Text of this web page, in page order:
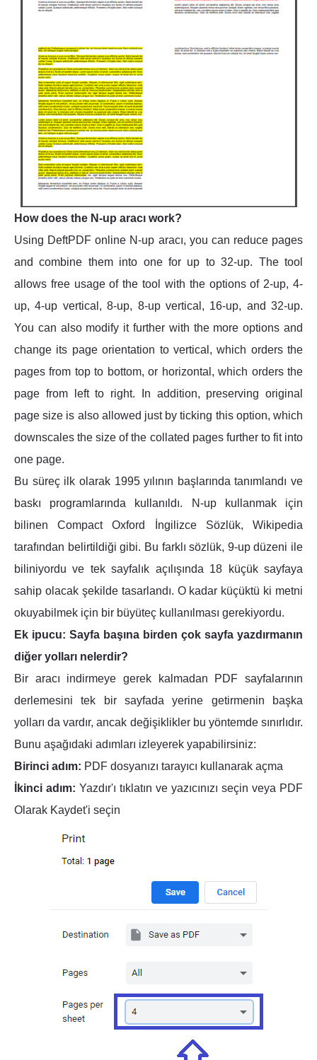
How does the N-up aracı work?
Using DeftPDF online N-up aracı, you can reduce pages
and combine them into one for up to 32-up. The tool
allows free usage of the tool with the options of 2-up, 4-
up, 4-up vertical, 8-up, 8-up vertical, 16-up, and 32-up.
You can also modify it further with the more options and
change its page orientation to vertical, which orders the
pages from top to bottom, or horizontal, which orders the
page from left to right. In addition, preserving original
page size is also allowed just by ticking this option, which
downscales the size of the collated pages further to fit into
one page.
Bu süreç ilk olarak 1995 yılının başlarında tanımlandı ve
baskı programlarında kullanıldı. N-up kullanmak için
bilinen Compact Oxford İngilizce Sözlük, Wikipedia
tarafından belirtildiği gibi. Bu farklı sözlük, 9-up düzeni ile
biliniyordu ve tek sayfalık açılışında 18 küçük sayfaya
sahip olacak şekilde tasarlandı. O kadar küçüktü ki metni
okuyabilmek için bir büyüteç kullanılması gerekiyordu.
Ek ipucu: Sayfa başına birden çok sayfa yazdırmanın
diğer yolları nelerdir?
Bir aracı indirmeye gerek kalmadan PDF sayfalarının
derlemesini tek bir sayfada yerine getirmenin başka
yolları da vardır, ancak değişiklikler bu yöntemde sınırlıdır.
Bunu aşağıdaki adımları izleyerek yapabilirsiniz:
Birinci adım: PDF dosyanızı tarayıcı kullanarak açma
İkinci adım: Yazdır'ı tıklatın ve yazıcınızı seçin veya PDF
Olarak Kaydet'i seçin